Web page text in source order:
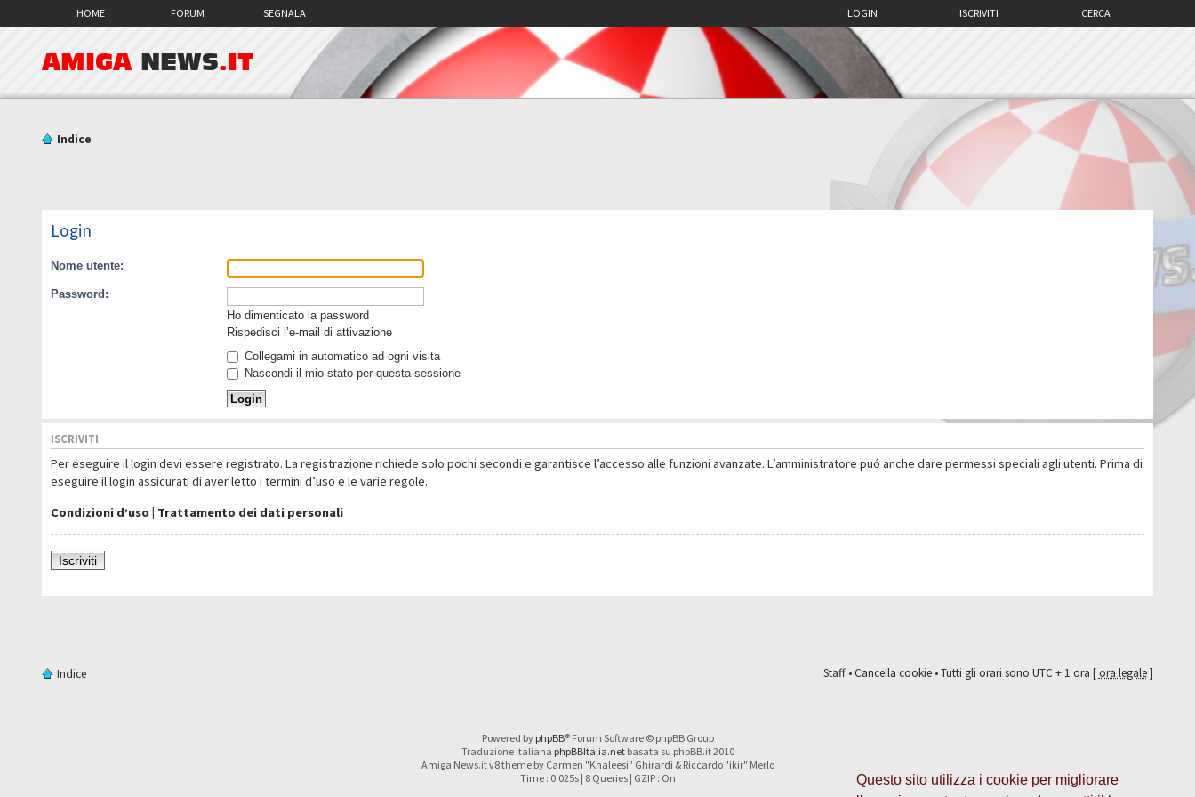
Questo sito utilizza i cookie per migliorare
HOME FORUM SEGNALA CERCA
ISCRIVITI
LOGIN
AMIGA NEWS.IT
Indice
Login
Nome utente:
Password:
Ho dimenticato la password
Rispedisci l’e-mail di attivazione
Collegami in automatico ad ogni visita
Nascondi il mio stato per questa sessione
ISCRIVITI
Per eseguire il login devi essere registrato. La registrazione richiede solo pochi secondi e garantisce l’accesso alle funzioni avanzate. L’amministratore puó anche dare permessi speciali agli utenti. Prima di
eseguire il login assicurati di aver letto i termini d’uso e le varie regole.
Condizioni d’uso | Trattamento dei dati personali
Iscriviti
Indice Staff•Cancella cookie• Tutti gli orari sono UTC + 1 ora [ora legale]
Powered by phpBB® Forum Software © phpBB Group
Traduzione Italiana phpBBItalia.netbasata su phpBB.it 2010
Amiga News.it v8 theme by Carmen "Khaleesi" Ghirardi & Riccardo "ikir" Merlo
Time : 0.025s | 8 Queries | GZIP : On